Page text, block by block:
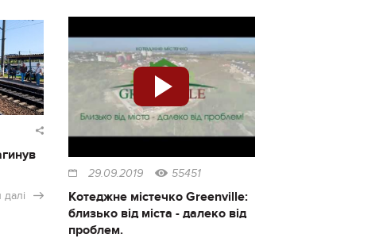
далі
29.09.2019 55451
Котеджне містечко Greenville:
близько від міста - далеко від
проблем.